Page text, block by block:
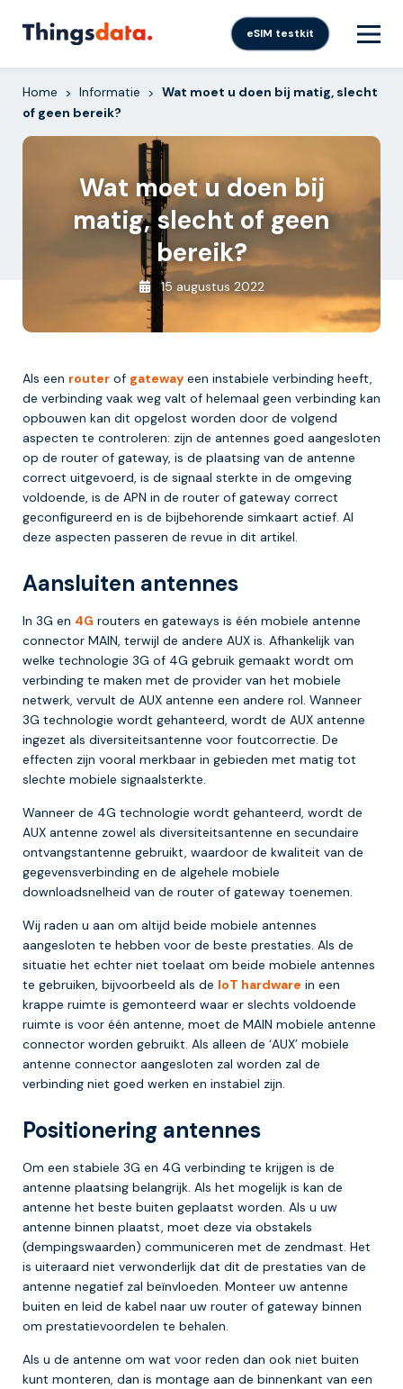
eSIM testkit
Home > Informatie > Wat moet u doen bij matig, slecht
of geen bereik?
Wat moet u doen bij
matig, slecht of geen
bereik?
15 augustus 2022
Als een router of gateway een instabiele verbinding heeft,
de verbinding vaak weg valt of helemaal geen verbinding kan
opbouwen kan dit opgelost worden door de volgend
aspecten te controleren: zijn de antennes goed aangesloten
op de router of gateway, is de plaatsing van de antenne
correct uitgevoerd, is de signaal sterkte in de omgeving
voldoende, is de APN in de router of gateway correct
geconfigureerd en is de bijbehorende simkaart actief. Al
deze aspecten passeren de revue in dit artikel.
Aansluiten antennes
In 3G en 4G routers en gateways is één mobiele antenne
connector MAIN, terwijl de andere AUX is. Afhankelijk van
welke technologie 3G of 4G gebruik gemaakt wordt om
verbinding te maken met de provider van het mobiele
netwerk, vervult de AUX antenne een andere rol. Wanneer
3G technologie wordt gehanteerd, wordt de AUX antenne
ingezet als diversiteitsantenne voor foutcorrectie. De
effecten zijn vooral merkbaar in gebieden met matig tot
slechte mobiele signaalsterkte.
Wanneer de 4G technologie wordt gehanteerd, wordt de
AUX antenne zowel als diversiteitsantenne en secundaire
ontvangstantenne gebruikt, waardoor de kwaliteit van de
gegevensverbinding en de algehele mobiele
downloadsnelheid van de router of gateway toenemen.
Wij raden u aan om altijd beide mobiele antennes
aangesloten te hebben voor de beste prestaties. Als de
situatie het echter niet toelaat om beide mobiele antennes
te gebruiken, bijvoorbeeld als de IoT hardware in een
krappe ruimte is gemonteerd waar er slechts voldoende
ruimte is voor één antenne, moet de MAIN mobiele antenne
connector worden gebruikt. Als alleen de ‘AUX’ mobiele
antenne connector aangesloten zal worden zal de
verbinding niet goed werken en instabiel zijn.
Positionering antennes
Om een stabiele 3G en 4G verbinding te krijgen is de
antenne plaatsing belangrijk. Als het mogelijk is kan de
antenne het beste buiten geplaatst worden. Als u uw
antenne binnen plaatst, moet deze via obstakels
(dempingswaarden) communiceren met de zendmast. Het
is uiteraard niet verwonderlijk dat dit de prestaties van de
antenne negatief zal beïnvloeden. Monteer uw antenne
buiten en leid de kabel naar uw router of gateway binnen
om prestatievoordelen te behalen.
Als u de antenne om wat voor reden dan ook niet buiten
kunt monteren, dan is montage aan de binnenkant van een